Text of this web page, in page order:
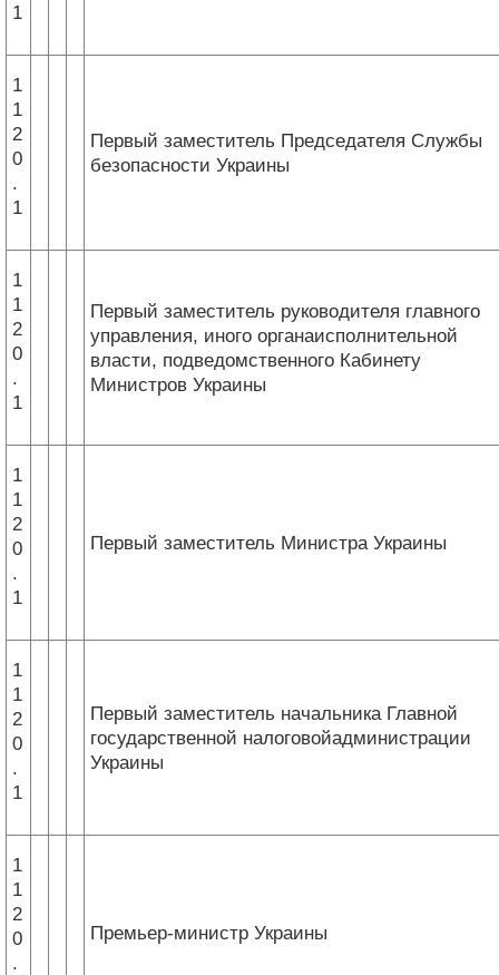
1
1
1
2
0
.
1
Первый заместитель Председателя Службы
безопасности Украины
1
1
2
0
.
1
Первый заместитель руководителя главного
управления, иного органаисполнительной
власти, подведомственного Кабинету
Министров Украины
1
1
2
0
.
1
Первый заместитель Министра Украины
1
1
2
0
.
1
Первый заместитель начальника Главной
государственной налоговойадминистрации
Украины
1
1
2
0
.
Премьер-министр Украины